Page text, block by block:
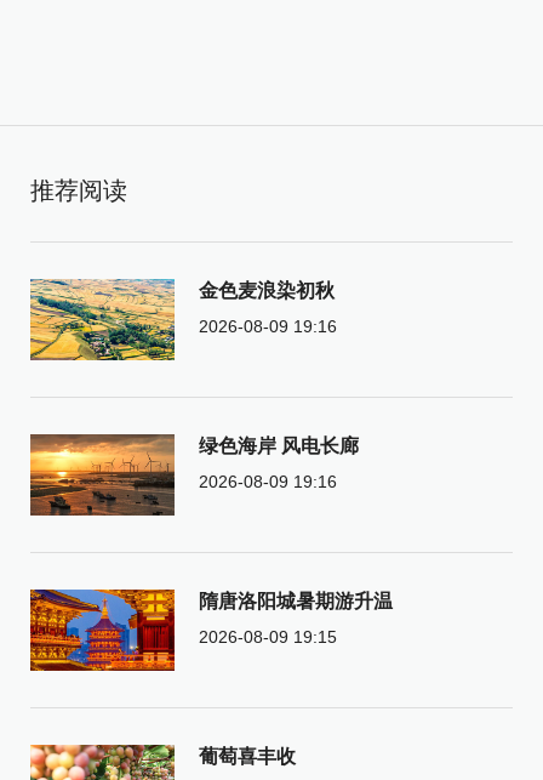
推荐阅读
金色麦浪染初秋
2026-08-09 19:16
绿色海岸 风电长廊
2026-08-09 19:16
隋唐洛阳城暑期游升温
2026-08-09 19:15
葡萄喜丰收